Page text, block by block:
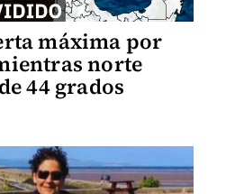
máxima por
norte
44 grados